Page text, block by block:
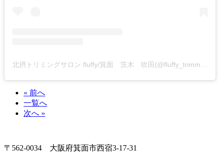
北摂トリミングサロン fluffy/箕面 茨木 吹田(@fluffy_trimming)がシェアした投稿
« 前へ
一覧へ
次へ »
〒562-0034 大阪府箕面市西宿3-17-31